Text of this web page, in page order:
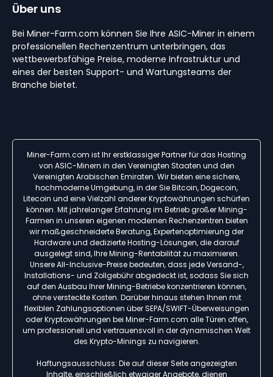
Über uns
Bei Miner-Farm.com können Sie Ihre ASIC-Miner in einem
professionellen Rechenzentrum unterbringen, das
wettbewerbsfähige Preise, moderne Infrastruktur und
eines der besten Support- und Wartungsteams der
Branche bietet.
Miner-Farm.com ist Ihr erstklassiger Partner für das Hosting
von ASIC-Minern in den Vereinigten Staaten und den
Vereinigten Arabischen Emiraten. Wir bieten eine sichere,
hochmoderne Umgebung, in der Sie Bitcoin, Dogecoin,
Litecoin und eine Vielzahl anderer Kryptowährungen schürfen
können. Mit jahrelanger Erfahrung im Betrieb großer Mining-
Farmen in unseren eigenen modernen Rechenzentren bieten
wir maßgeschneiderte Beratung, Expertenoptimierung der
Hardware und dedizierte Hosting-Lösungen, die darauf
ausgelegt sind, Ihre Mining-Rentabilität zu maximieren.
Unsere All-Inclusive-Preise bedeuten, dass jede Versand-,
Installations- und Zollgebühr abgedeckt ist, sodass Sie sich
auf den Ausbau Ihrer Mining-Betriebe konzentrieren können,
ohne versteckte Kosten. Darüber hinaus stehen Ihnen mit
flexiblen Zahlungsoptionen über SEPA/SWIFT-Überweisungen
oder Kryptowährungen bei Miner-Farm.com alle Türen offen,
um professionell und vertrauensvoll in der dynamischen Welt
des Krypto-Minings zu navigieren.
Haftungsausschluss: Die auf dieser Seite angezeigten
Inhalte, einschließlich etwaiger Angebote, dienen